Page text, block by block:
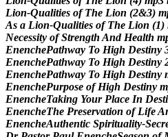
Lion-Qualities of The Lion (2&3) m
As a Lion-Qualities of The Lion (1)
Necessity of Strength And Health m
EnenchePathway To High Destiny
EnenchePathway To High Destiny
EnenchePathway To High Destiny
EnenchePurpose of High Destiny m
EnencheTaking Your Place In Desti
EnencheThe Preservation of LifeA
EnencheAuthentic Spirituality-Secr